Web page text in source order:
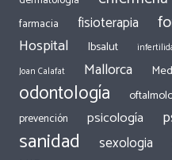
farmacia fisioterapia
Hospital Ibsalut
Joan Calafat Mallorca
odontología
prevención psicología
sanidad sexologia